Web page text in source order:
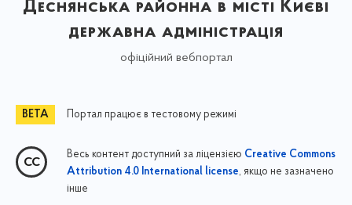
Деснянська районна в місті Києві
державна адміністрація
офіційний вебпортал
Портал працює в тестовому режимі
Весь контент доступний за ліцензією Creative Commons
Attribution 4.0 International license, якщо не зазначено
інше